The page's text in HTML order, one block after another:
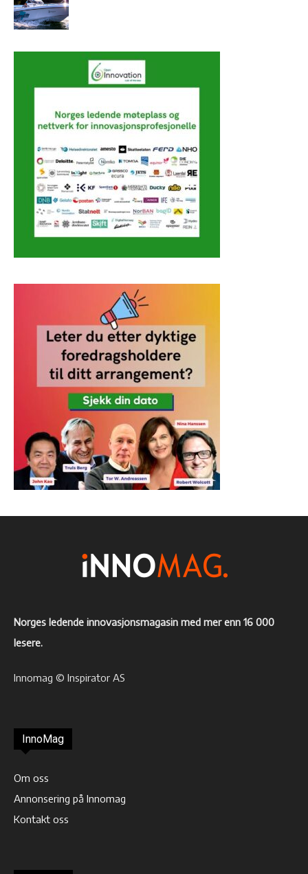
Norges ledende innovasjonsmagasin med mer enn 16 000
lesere.
Innomag © Inspirator AS
InnoMag
Om oss
Annonsering på Innomag
Kontakt oss